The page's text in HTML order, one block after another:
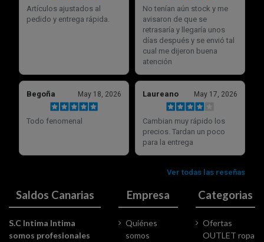
Saldos Canarias
S.C Intima Intima
somos profesionales
Empresa
Quiénes
somos
Categorias
Ofertas
OUTLET ropa